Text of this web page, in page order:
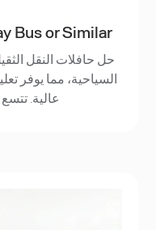
Bus or Similar
حل حافلات النقل
السياحية، مما يوفر
عالية. تتسع